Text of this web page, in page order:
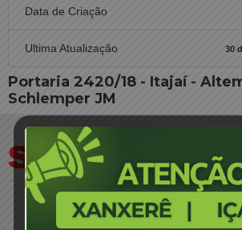
Data de Criação
Ultima Atualização 30
Portaria 2420/18 - Itajaí -
Schlemper JM